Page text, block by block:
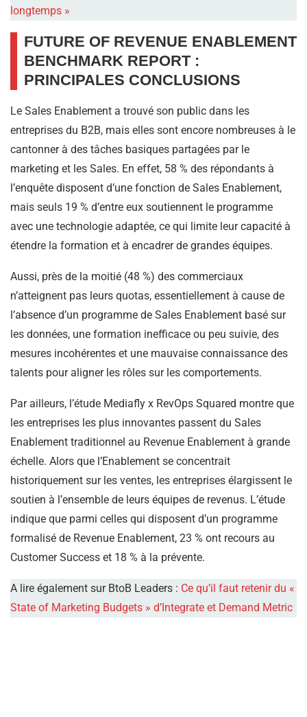
longtemps »
FUTURE OF REVENUE ENABLEMENT
BENCHMARK REPORT :
PRINCIPALES CONCLUSIONS
Le Sales Enablement a trouvé son public dans les
entreprises du B2B, mais elles sont encore nombreuses à le
cantonner à des tâches basiques partagées par le
marketing et les Sales. En effet, 58 % des répondants à
l’enquête disposent d’une fonction de Sales Enablement,
mais seuls 19 % d’entre eux soutiennent le programme
avec une technologie adaptée, ce qui limite leur capacité à
étendre la formation et à encadrer de grandes équipes.
Aussi, près de la moitié (48 %) des commerciaux
n’atteignent pas leurs quotas, essentiellement à cause de
l’absence d’un programme de Sales Enablement basé sur
les données, une formation inefficace ou peu suivie, des
mesures incohérentes et une mauvaise connaissance des
talents pour aligner les rôles sur les comportements.
Par ailleurs, l’étude Mediafly x RevOps Squared montre que
les entreprises les plus innovantes passent du Sales
Enablement traditionnel au Revenue Enablement à grande
échelle. Alors que l’Enablement se concentrait
historiquement sur les ventes, les entreprises élargissent le
soutien à l’ensemble de leurs équipes de revenus. L’étude
indique que parmi celles qui disposent d’un programme
formalisé de Revenue Enablement, 23 % ont recours au
Customer Success et 18 % à la prévente.
A lire également sur BtoB Leaders : Ce qu’il faut retenir du «
State of Marketing Budgets » d’Integrate et Demand Metric